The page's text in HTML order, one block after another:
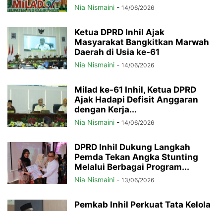
Nia Nismaini - 14/06/2026
Ketua DPRD Inhil Ajak
Masyarakat Bangkitkan Marwah
Daerah di Usia ke-61
Nia Nismaini - 14/06/2026
Milad ke-61 Inhil, Ketua DPRD
Ajak Hadapi Defisit Anggaran
dengan Kerja...
Nia Nismaini - 14/06/2026
DPRD Inhil Dukung Langkah
Pemda Tekan Angka Stunting
Melalui Berbagai Program...
Nia Nismaini - 13/06/2026
Pemkab Inhil Perkuat Tata Kelola